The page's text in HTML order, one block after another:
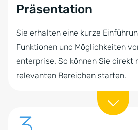
Präsentation
Sie erhalten eine kurze
Funktionen und Möglichkeiten
enterprise. So können Sie direkt
relevanten Bereichen starten.